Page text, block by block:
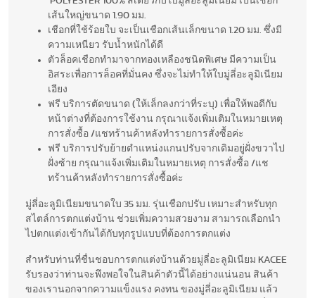
เส้นใหญ่ขนาด 1.90 มม.
เชือกที่ใช้ร้อยใบ จะเป็นเชือกเส้นเล็กขนาด 1.20 มม. ซึ่งมี
ความเหนียว รับน้ำหนักได้ดี
ตัวล็อคเชือกทำมาจากทองเหลืองชนิดพิเศษ มีความเป็น
อิสระเพื่อการล็อคที่มั่นคง ซึ่งจะไม่ทำให้ใบมู่ลี่อะลูมิเนียม
เอียง
ฟรี บริการตัดขนาด (ให้เล็กลงกว่าที่ระบุ) เพื่อให้พอดีกับ
หน้าต่างที่ต้องการใช้งาน กรุณาแจ้งเพิ่มเติมในหมายเหตุ
การสั่งซื้อ /แชทร้านค้าหลังทำรายการสั่งซื้อค่ะ
ฟรี บริการปรับย้ายตำแหน่งแกนปรับจากเดิมอยู่ฝั่งขวาไป
ฝั่งซ้าย กรุณาแจ้งเพิ่มเติมในหมายเหตุ การสั่งซื้อ /แช
ทร้านค้าหลังทำรายการสั่งซื้อค่ะ
มู่ลี่อะลูมิเนียมขนาดใบ 35 มม. รุ่นเชือกปรับ เหมาะสำหรับทุก
สไตล์การตกแต่งบ้าน ช่วยเพิ่มความสวยงาม สามารถเลือกนำ
ไปตกแต่งเข้ากันได้กับทุกรูปแบบที่ต้องการตกแต่ง
สำหรับท่านที่ชื่นชอบการตกแต่งบ้านด้วยมู่ลี่อะลูมิเนียม KACEE
รับรองว่าท่านจะพึงพอใจในสินค้าตัวนี้ได้อย่างแน่นอน สินค้า
ของเรานอกจากความแข็งแรง คงทน ของมู่ลี่อะลูมิเนียม แล้ว